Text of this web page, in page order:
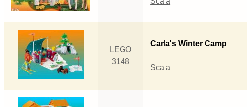
LEGO
3148
Carla's Winter Camp
Scala